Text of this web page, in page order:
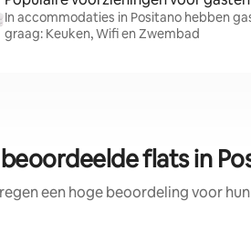
In accommodaties in Positano hebben
graag: Keuken, Wifi en Zwembad
flats in
een hoge beoordeling voor